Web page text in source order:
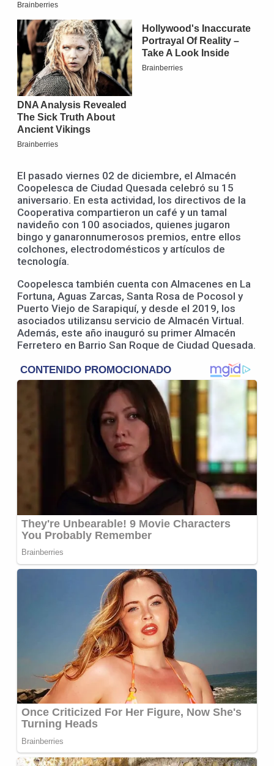
El pasado viernes 02 de diciembre, el Almacén
Coopelesca de Ciudad Quesada celebró su 15
aniversario. En esta actividad, los directivos de la
Cooperativa compartieron un café y un tamal
navideño con 100 asociados, quienes jugaron
bingo y ganaronnumerosos premios, entre ellos
colchones, electrodomésticos y artículos de
tecnología.
Coopelesca también cuenta con Almacenes en La
Fortuna, Aguas Zarcas, Santa Rosa de Pocosol y
Puerto Viejo de Sarapiquí, y desde el 2019, los
asociados utilizansu servicio de Almacén Virtual.
Además, este año inauguró su primer Almacén
Ferretero en Barrio San Roque de Ciudad Quesada.